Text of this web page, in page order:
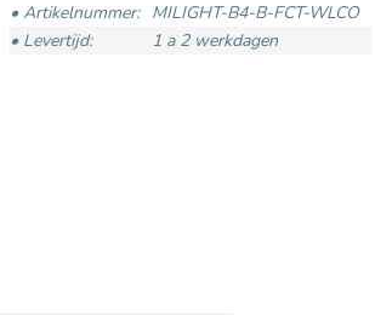
• Artikelnummer: MILIGHT-B4-B-FCT-WLCO
• Levertijd:
1 a 2 werkdagen